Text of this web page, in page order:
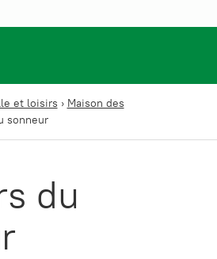
et loisirs › Maison des
sonneur
du